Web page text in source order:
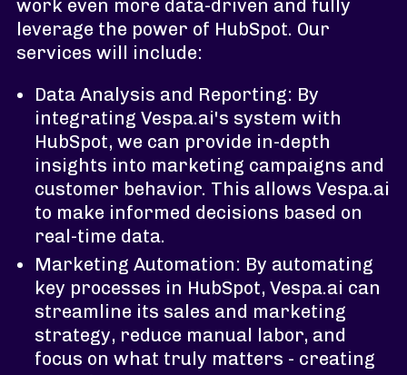
work even more data-driven and fully
leverage the power of HubSpot. Our
services will include:
Data Analysis and Reporting: By
integrating Vespa.ai's system with
HubSpot, we can provide in-depth
insights into marketing campaigns and
customer behavior. This allows Vespa.ai
to make informed decisions based on
real-time data.
Marketing Automation: By automating
key processes in HubSpot, Vespa.ai can
streamline its sales and marketing
strategy, reduce manual labor, and
focus on what truly matters - creating